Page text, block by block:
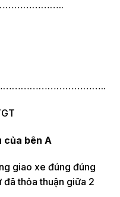
của bên A
giao xe đúng đúng
thỏa thuận giữa 2